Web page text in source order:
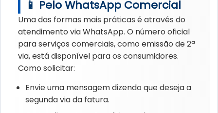
📱 Pelo WhatsApp Comercial
Uma das formas mais práticas é através do
atendimento via WhatsApp. O número oficial
para serviços comerciais, como emissão de 2ª
via, está disponível para os consumidores.
Como solicitar:
Envie uma mensagem dizendo que deseja a
segunda via da fatura.